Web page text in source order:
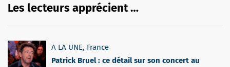
Les lecteurs apprécient …
A LA UNE, France
Patrick Bruel : ce détail sur son concert au